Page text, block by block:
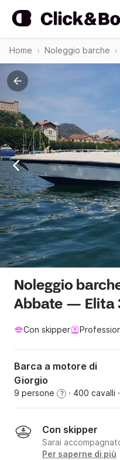
Home Noleggio barche
Noleggio
Abbate — Elita
Con skipper
Barca a motore di
Giorgio
9 persone ? · 400 cavalli
Con skipper
Sarai
Per saperne di più